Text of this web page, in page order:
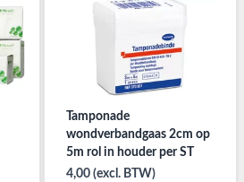
Tamponade
wondverbandgaas 2cm op
5m rol in houder per ST
4,00 (excl. BTW)